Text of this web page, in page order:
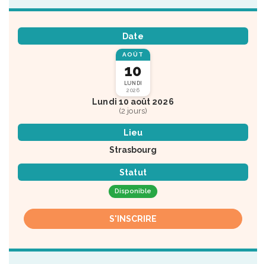
Date
AOÛT
10
LUNDI
2026
Lundi 10 août 2026
(2 jours)
Lieu
Strasbourg
Statut
Disponible
S'INSCRIRE